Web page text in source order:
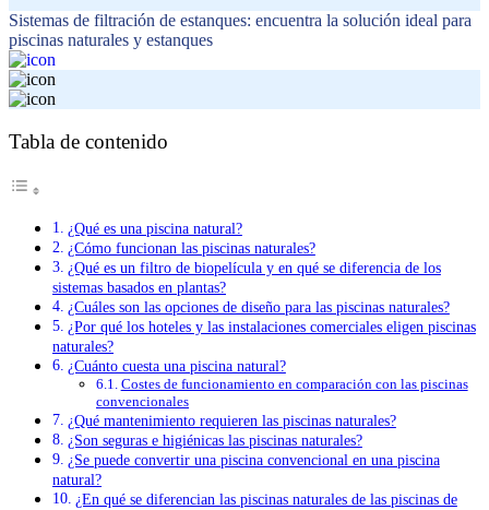
Sistemas de filtración de estanques: encuentra la solución ideal para
piscinas naturales y estanques
Tabla de contenido
¿Qué es una piscina natural?
¿Cómo funcionan las piscinas naturales?
¿Qué es un filtro de biopelícula y en qué se diferencia de los
sistemas basados en plantas?
¿Cuáles son las opciones de diseño para las piscinas naturales?
¿Por qué los hoteles y las instalaciones comerciales eligen piscinas
naturales?
¿Cuánto cuesta una piscina natural?
Costes de funcionamiento en comparación con las piscinas
convencionales
¿Qué mantenimiento requieren las piscinas naturales?
¿Son seguras e higiénicas las piscinas naturales?
¿Se puede convertir una piscina convencional en una piscina
natural?
¿En qué se diferencian las piscinas naturales de las piscinas de